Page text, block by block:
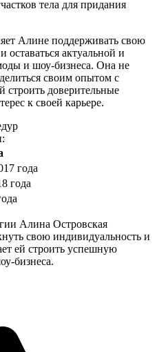
тела для придания
Алине поддерживать свою
актуальной и
и шоу-бизнеса. Она не
своим опытом с
строить доверительные
к своей карьере.
года
года
Алина Островская
свою индивидуальность и
ей строить успешную
бизнеса.